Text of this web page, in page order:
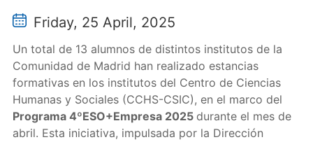
Friday, 25 April, 2025
Un total de 13 alumnos de distintos institutos de la
Comunidad de Madrid han realizado estancias
formativas en los institutos del Centro de Ciencias
Humanas y Sociales (CCHS-CSIC), en el marco del
Programa 4ºESO+Empresa 2025 durante el mes de
abril. Esta iniciativa, impulsada por la Dirección